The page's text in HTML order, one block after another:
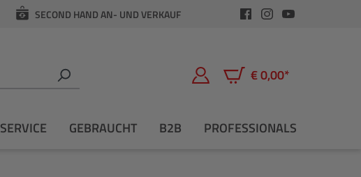
SECOND HAND AN- UND VERKAUF
€ 0,00*
Warenkorb enthält 0
SERVICE GEBRAUCHT B2B PROFESSIONALS